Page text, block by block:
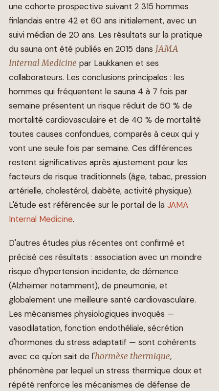
une cohorte prospective suivant 2 315 hommes
finlandais entre 42 et 60 ans initialement, avec un
suivi médian de 20 ans. Les résultats sur la pratique
du sauna ont été publiés en 2015 dans JAMA
Internal Medicine par Laukkanen et ses
collaborateurs. Les conclusions principales : les
hommes qui fréquentent le sauna 4 à 7 fois par
semaine présentent un risque réduit de 50 % de
mortalité cardiovasculaire et de 40 % de mortalité
toutes causes confondues, comparés à ceux qui y
vont une seule fois par semaine. Ces différences
restent significatives après ajustement pour les
facteurs de risque traditionnels (âge, tabac, pression
artérielle, cholestérol, diabète, activité physique).
L'étude est référencée sur le portail de la JAMA
Internal Medicine.
D'autres études plus récentes ont confirmé et
précisé ces résultats : association avec un moindre
risque d'hypertension incidente, de démence
(Alzheimer notamment), de pneumonie, et
globalement une meilleure santé cardiovasculaire.
Les mécanismes physiologiques invoqués —
vasodilatation, fonction endothéliale, sécrétion
d'hormones du stress adaptatif — sont cohérents
avec ce qu'on sait de l'hormèse thermique,
phénomène par lequel un stress thermique doux et
répété renforce les mécanismes de défense de